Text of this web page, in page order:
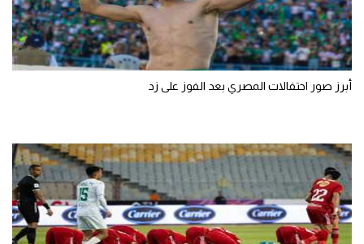
أبرز صور احتفالات المصري بعد الفوز على زد